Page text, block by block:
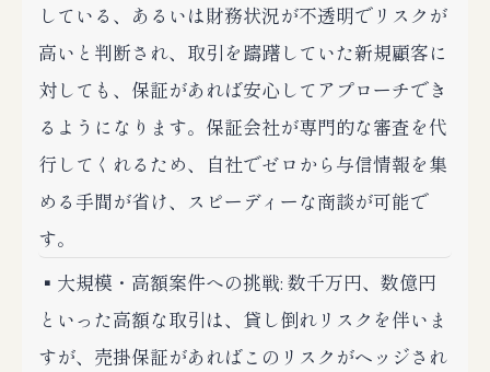
している、あるいは財務状況が不透明でリスクが
高いと判断され、取引を躊躇していた新規顧客に
対しても、保証があれば安心してアプローチでき
るようになります。保証会社が専門的な審査を代
行してくれるため、自社でゼロから与信情報を集
める手間が省け、スピーディーな商談が可能で
す。
▪️大規模・高額案件への挑戦: 数千万円、数億円
といった高額な取引は、貸し倒れリスクを伴いま
すが、売掛保証があればこのリスクがヘッジされ